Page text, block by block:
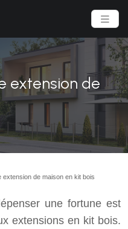
extension de
extension de maison en kit bois
une fortune est
extensions en kit bois.